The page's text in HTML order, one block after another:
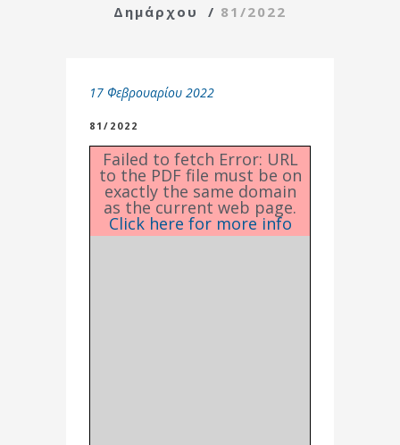
Δημάρχου
/ 81/2022
17 Φεβρουαρίου 2022
81/2022
Failed to fetch Error: URL
to the PDF file must be on
exactly the same domain
as the current web page.
Click here for more info